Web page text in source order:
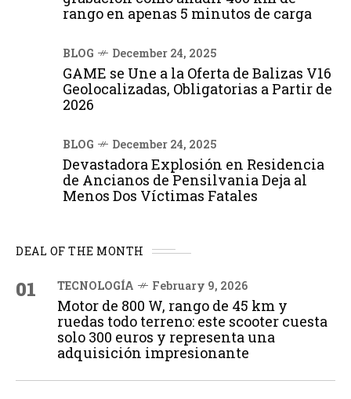
rango en apenas 5 minutos de carga
BLOG December 24, 2025
GAME se Une a la Oferta de Balizas V16
Geolocalizadas, Obligatorias a Partir de
2026
BLOG December 24, 2025
Devastadora Explosión en Residencia
de Ancianos de Pensilvania Deja al
Menos Dos Víctimas Fatales
DEAL OF THE MONTH
01 TECNOLOGÍA February 9, 2026
Motor de 800 W, rango de 45 km y
ruedas todo terreno: este scooter cuesta
solo 300 euros y representa una
adquisición impresionante